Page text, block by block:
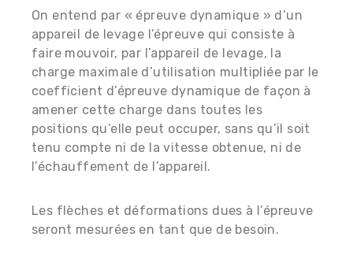
On entend par « épreuve dynamique » d’un
appareil de levage l’épreuve qui consiste à
faire mouvoir, par l’appareil de levage, la
charge maximale d’utilisation multipliée par le
coefficient d’épreuve dynamique de façon à
amener cette charge dans toutes les
positions qu’elle peut occuper, sans qu’il soit
tenu compte ni de la vitesse obtenue, ni de
l’échauffement de l’appareil.
Les flèches et déformations dues à l’épreuve
seront mesurées en tant que de besoin.